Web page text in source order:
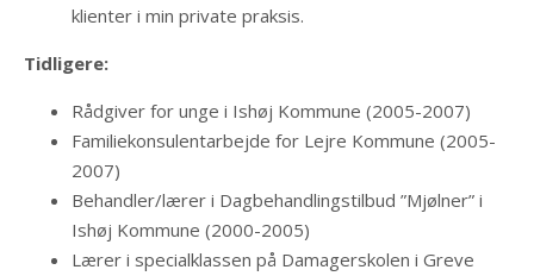
klienter i min private praksis.
Tidligere:
Rådgiver for unge i Ishøj Kommune (2005-2007)
Familiekonsulentarbejde for Lejre Kommune (2005-
2007)
Behandler/lærer i Dagbehandlingstilbud ”Mjølner” i
Ishøj Kommune (2000-2005)
Lærer i specialklassen på Damagerskolen i Greve